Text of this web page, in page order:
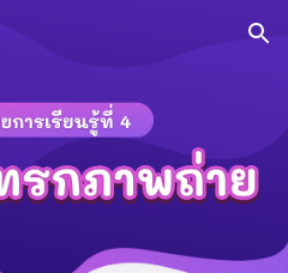
Skip to navigation